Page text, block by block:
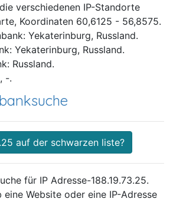
verschiedenen IP-Standorte
Koordinaten 60,6125 - 56,8575.
Yekaterinburg, Russland.
Yekaterinburg, Russland.
Russland.
-.
auf der schwarzen liste?
für IP Adresse-188.19.73.25.
Website oder eine IP-Adresse